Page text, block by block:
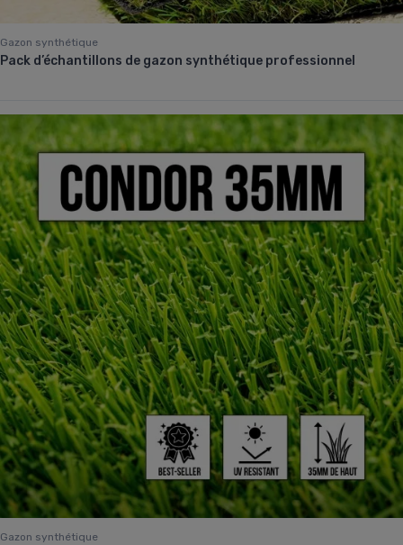
Gazon synthétique
Pack d’échantillons de gazon synthétique professionnel
Gazon synthétique